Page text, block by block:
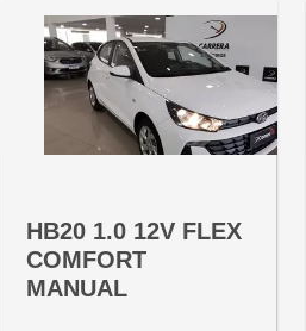
HB20 1.0 12V FLEX
COMFORT
MANUAL